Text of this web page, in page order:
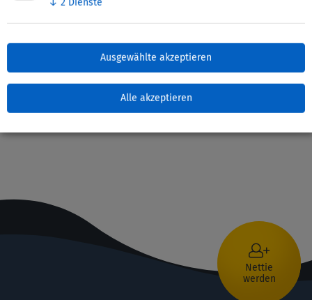
↓ 2 Dienste
Ausgewählte akzeptieren
Alle akzeptieren
Zuletzt bearbeitet: 29. April 2025
Nettie
werden